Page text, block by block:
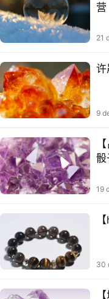
营
21
许
9
骰
19
30